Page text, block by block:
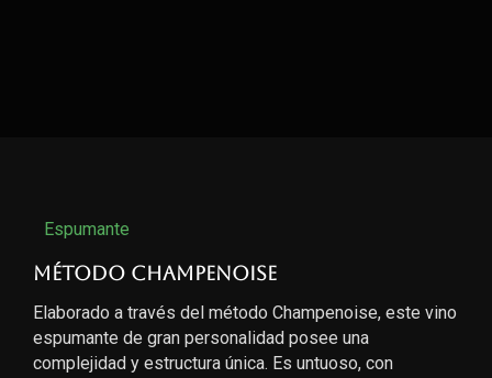
Espumante
Método Champenoise
Elaborado a través del método Champenoise, este vino
espumante de gran personalidad posee una
complejidad y estructura única. Es untuoso, con